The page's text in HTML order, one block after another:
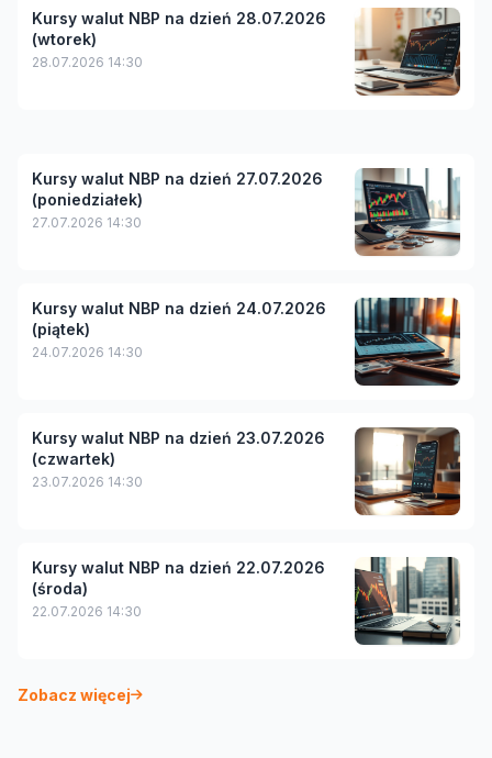
Kursy walut NBP na dzień 28.07.2026
(wtorek)
28.07.2026 14:30
Kursy walut NBP na dzień 27.07.2026
(poniedziałek)
27.07.2026 14:30
Kursy walut NBP na dzień 24.07.2026
(piątek)
24.07.2026 14:30
Kursy walut NBP na dzień 23.07.2026
(czwartek)
23.07.2026 14:30
Kursy walut NBP na dzień 22.07.2026
(środa)
22.07.2026 14:30
Zobacz więcej